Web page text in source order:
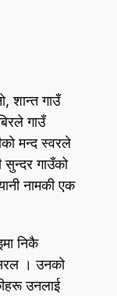
शान्त गाउँ
गाउँ
मन्द स्वरले
सुन्दर गाउँको
नामकी एक
निकै
। उनको
उनलाई